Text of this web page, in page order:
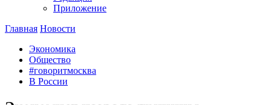
Приложение
Главная Новости
Экономика
Общество
#говоритмосква
В России